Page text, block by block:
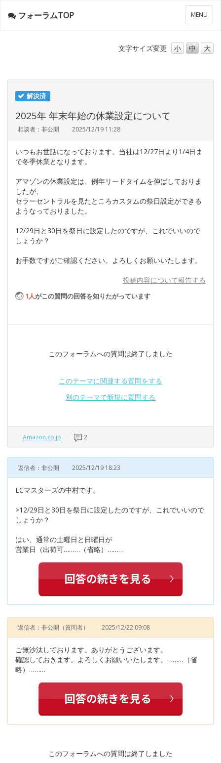
メ
ニ
ー
MENU
フォーラムTOP
文字サイズ変更 小 中 大
解決済
2025年 年末年始の休業設定について
相談者：非公開 2025/12/19 11:28
いつもお世話になっております。当社は12/27日より1/4日ま
で冬季休業となります。
アマゾンの休業設定は、例年リードタイムを伸ばしておりま
したが、
セラーセントラルを見たところカスタムの祭日設定ができる
ようなっておりました。
12/29日と30日を祭日に設定したのですが、これでいいので
しょうか？
お手数ですがご確認ください。よろしくお願いいたします。
投稿内容について報告する
1人がこの質問の回答を知りたがっています
このフォーラムへの質問は終了しました
このテーマに関連する質問をする
別のテーマで新規に質問する
Amazon.co.jp 2
返信者：非公開 2025/12/19 18:23
ECマスターズの中村です。
>12/29日と30日を祭日に設定したのですが、これでいいので
しょうか？
はい、通常の土曜日と日曜日が
営業日（出荷可………（省略）………
返信者：非公開 （質問者） 2025/12/22 09:08
ご無沙汰しております。ありがとうございます。
確認しておきます。よろしくお願いいたします。………（省
略）………
このフォーラムへの質問は終了しました